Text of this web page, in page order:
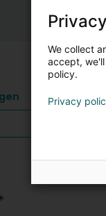
We collect
accept,
policy.
Privacy